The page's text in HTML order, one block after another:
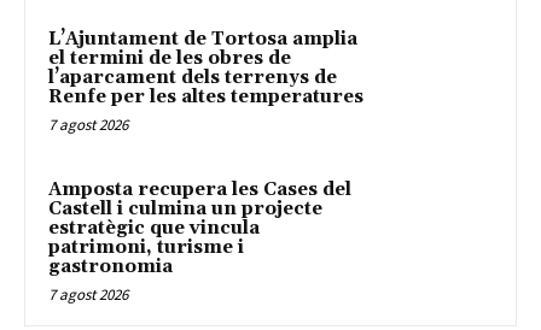
L’Ajuntament de Tortosa amplia
el termini de les obres de
l’aparcament dels terrenys de
Renfe per les altes temperatures
7 agost 2026
Amposta recupera les Cases del
Castell i culmina un projecte
estratègic que vincula
patrimoni, turisme i
gastronomia
7 agost 2026